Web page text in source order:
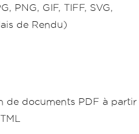
PNG, GIF, TIFF, SVG,
de Rendu)
de documents PDF à partir